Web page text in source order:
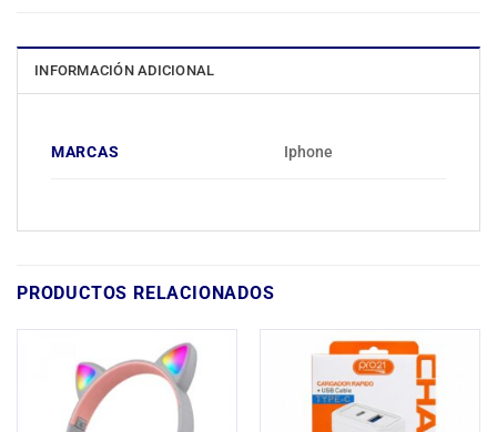
INFORMACIÓN ADICIONAL
MARCAS Iphone
PRODUCTOS RELACIONADOS